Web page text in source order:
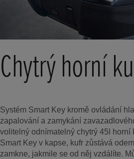
Chytrý horní
Systém Smart Key kromě ovládání
zapalování a zamykání
volitelný odnímatelný chytrý 45l horní
Smart Key v kapse, kufr zůstává
zamkne, jakmile se od něj vzdálíte.